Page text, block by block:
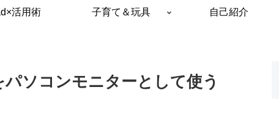
活用術 子育て＆玩具 自己紹介
ソコンモニターとして使う